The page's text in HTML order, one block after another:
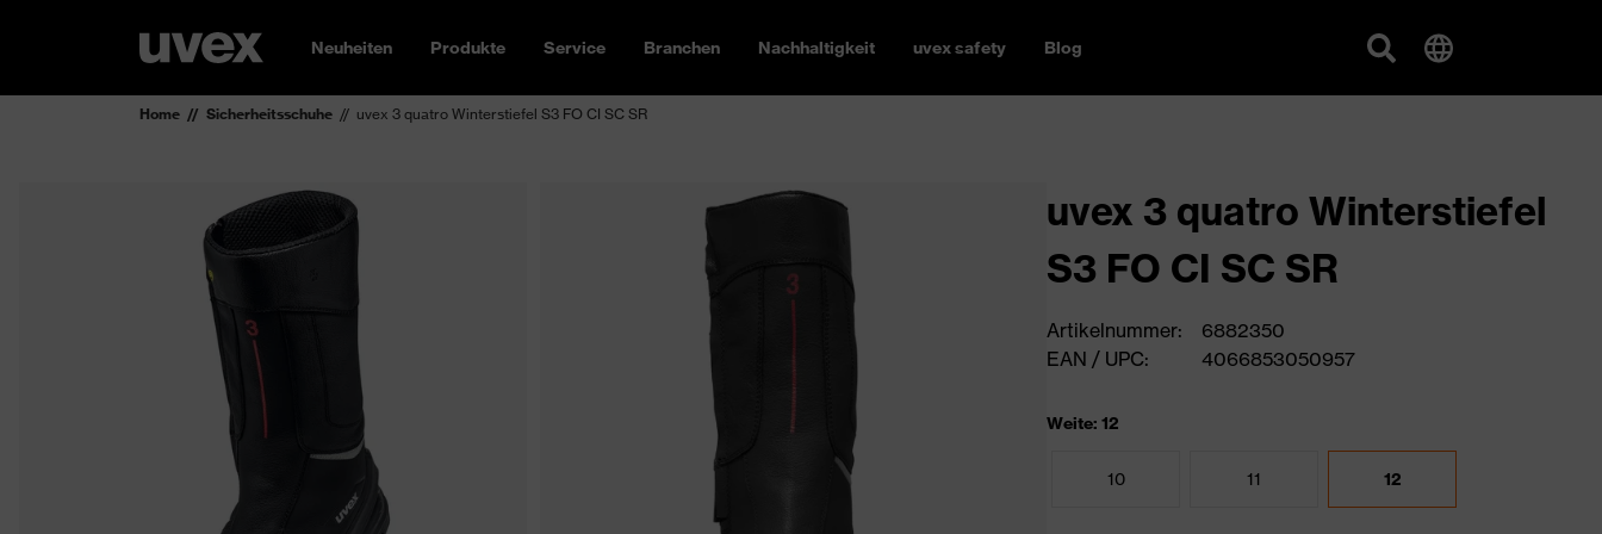
Neuheiten Produkte Service Branchen Nachhaltigkeit uvex safety Blog
Home Sicherheitsschuhe uvex 3 quatro Winterstiefel S3 FO CI SC SR
uvex 3 quatro Winterstiefel
S3 FO CI SC SR
Artikelnummer:
6882350
EAN / UPC:
4066853050957
Weite: 12
10 11 12